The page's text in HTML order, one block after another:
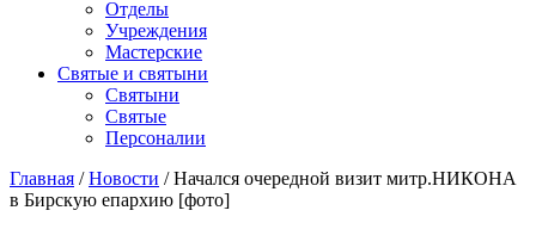
Отделы
Учреждения
Мастерские
Святые и святыни
Cвятыни
Cвятые
Персоналии
Главная /Новости /Начался очередной визит митр.НИКОНА
в Бирскую епархию [фото]